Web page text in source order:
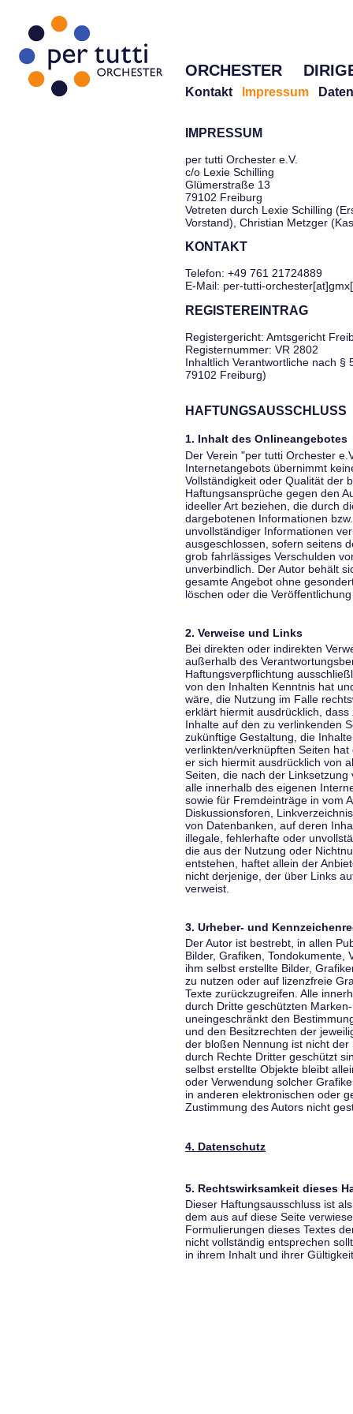
ORCHESTER
Kontakt Impressum
IMPRESSUM
per tutti Orchester e.V.
c/o Lexie Schilling
Glümerstraße 13
79102 Freiburg
Vetreten durch Lexie Schilling
Vorstand), Christian Metzger
KONTAKT
Telefon: +49 761 21724889
E-Mail: per-tutti-
REGISTEREINTRAG
Registergericht: Amtsgericht
Registernummer: VR 2802
Inhaltlich Verantwortliche nach §
79102 Freiburg)
HAFTUNGSAUSSCHLUSS
1. Inhalt des Onlineangebotes
Der Verein "per tutti Orchester
Internetangebots übernimmt
Vollständigkeit oder Qualität der
Haftungsansprüche gegen den
ideeller Art beziehen, die durch
dargebotenen Informationen
unvollständiger Informationen
ausgeschlossen, sofern seitens
grob fahrlässiges Verschulden
unverbindlich. Der Autor behält
gesamte Angebot ohne
löschen oder die
2. Verweise und Links
Bei direkten oder indirekten
außerhalb des
Haftungsverpflichtung
von den Inhalten Kenntnis hat
wäre, die Nutzung im Falle
erklärt hiermit ausdrücklich,
Inhalte auf den zu verlinkenden
zukünftige Gestaltung, die
verlinkten/verknüpften Seiten
er sich hiermit ausdrücklich von
Seiten, die nach der
alle innerhalb des eigenen
sowie für Fremdeinträge in vom
Diskussionsforen,
von Datenbanken, auf deren
illegale, fehlerhafte oder
die aus der Nutzung oder
entstehen, haftet allein der
nicht derjenige, der über Links
verweist.
3. Urheber- und
Der Autor ist bestrebt, in allen
Bilder, Grafiken, Tondokumente,
ihm selbst erstellte Bilder,
zu nutzen oder auf lizenzfreie
Texte zurückzugreifen. Alle
durch Dritte geschützten
uneingeschränkt den
und den Besitzrechten der
der bloßen Nennung ist nicht
durch Rechte Dritter geschützt
selbst erstellte Objekte bleibt
oder Verwendung solcher
in anderen elektronischen oder
Zustimmung des Autors nicht
4. Datenschutz
5. Rechtswirksamkeit dieses
Dieser Haftungsausschluss ist
dem aus auf diese Seite
Formulierungen dieses Textes
nicht vollständig entsprechen
in ihrem Inhalt und ihrer